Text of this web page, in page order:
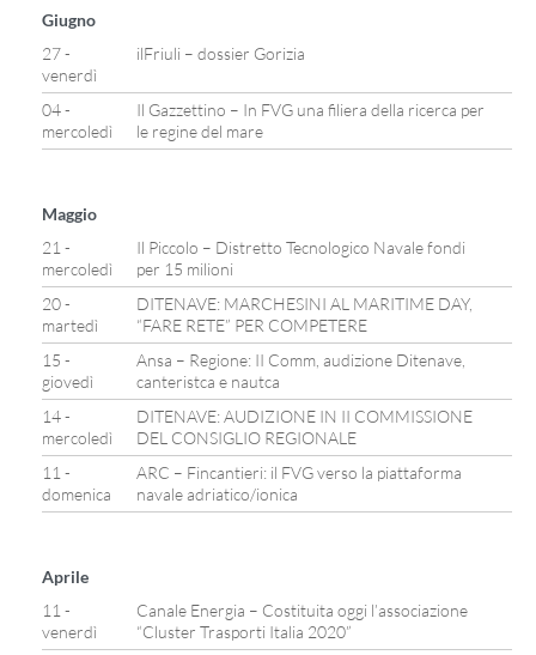
Giugno
27 -
venerdì
ilFriuli – dossier Gorizia
04 -
mercoledì
Il Gazzettino – In FVG una filiera della ricerca per
le regine del mare
Maggio
21 -
mercoledì
Il Piccolo – Distretto Tecnologico Navale fondi
per 15 milioni
20 -
martedì
DITENAVE: MARCHESINI AL MARITIME DAY,
“FARE RETE” PER COMPETERE
15 -
giovedì
Ansa – Regione: II Comm, audizione Ditenave,
canteristca e nautca
14 -
mercoledì
DITENAVE: AUDIZIONE IN II COMMISSIONE
DEL CONSIGLIO REGIONALE
11 -
domenica
ARC – Fincantieri: il FVG verso la piattaforma
navale adriatico/ionica
Aprile
11 -
venerdì
Canale Energia – Costituita oggi l’associazione
“Cluster Trasporti Italia 2020”